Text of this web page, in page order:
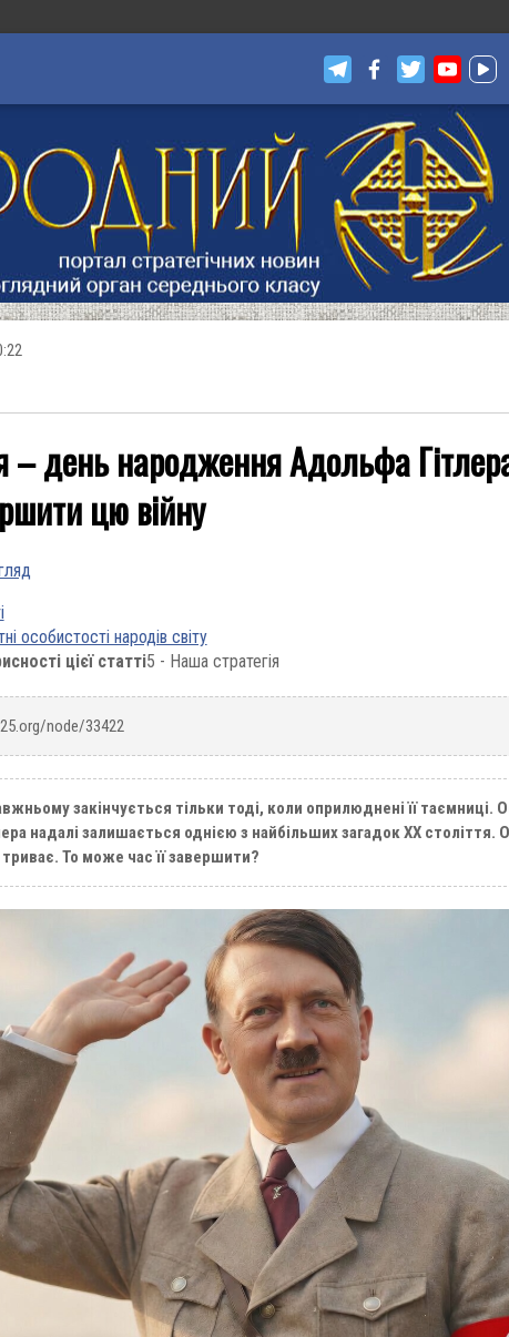
– день народження Адольфа
цю війну
особистості народів світу
цієї статті5 - Наша стратегія
node/33422
закінчується тільки тоді, коли оприлюднені її таємниці.
надалі залишається однією з найбільших загадок XX століття.
триває. То може час її завершити?